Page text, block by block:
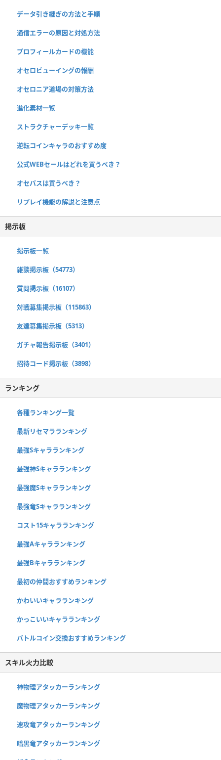
データ引き継ぎの方法と手順
通信エラーの原因と対処方法
プロフィールカードの機能
オセロビューイングの報酬
オセロニア道場の対策方法
進化素材一覧
ストラクチャーデッキ一覧
逆転コインキャラのおすすめ度
公式WEBセールはどれを買うべき？
オセパスは買うべき？
リプレイ機能の解説と注意点
掲示板
掲示板一覧
雑談掲示板（54773）
質問掲示板（16107）
対戦募集掲示板（115863）
友達募集掲示板（5313）
ガチャ報告掲示板（3401）
招待コード掲示板（3898）
ランキング
各種ランキング一覧
最新リセマラランキング
最強Sキャラランキング
最強神Sキャラランキング
最強魔Sキャラランキング
最強竜Sキャラランキング
コスト15キャラランキング
最強Aキャラランキング
最強Bキャラランキング
最初の仲間おすすめランキング
かわいいキャラランキング
かっこいいキャラランキング
バトルコイン交換おすすめランキング
スキル火力比較
神物理アタッカーランキング
魔物理アタッカーランキング
速攻竜アタッカーランキング
暗黒竜アタッカーランキング